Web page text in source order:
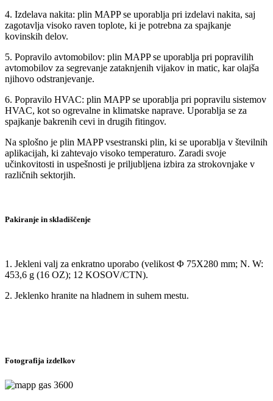
4. Izdelava nakita: plin MAPP se uporablja pri izdelavi nakita, saj
zagotavlja visoko raven toplote, ki je potrebna za spajkanje
kovinskih delov.
5. Popravilo avtomobilov: plin MAPP se uporablja pri popravilih
avtomobilov za segrevanje zataknjenih vijakov in matic, kar olajša
njihovo odstranjevanje.
6. Popravilo HVAC: plin MAPP se uporablja pri popravilu sistemov
HVAC, kot so ogrevalne in klimatske naprave. Uporablja se za
spajkanje bakrenih cevi in ​​drugih fitingov.
Na splošno je plin MAPP vsestranski plin, ki se uporablja v številnih
aplikacijah, ki zahtevajo visoko temperaturo. Zaradi svoje
učinkovitosti in uspešnosti je priljubljena izbira za strokovnjake v
različnih sektorjih.
Pakiranje in skladiščenje
1. Jekleni valj za enkratno uporabo (velikost Φ 75X280 mm; N. W:
453,6 g (16 OZ); 12 KOSOV/CTN).
2. Jeklenko hranite na hladnem in suhem mestu.
Fotografija izdelkov